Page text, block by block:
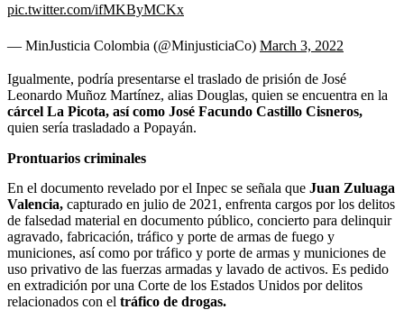
pic.twitter.com/ifMKByMCKx
— MinJusticia Colombia (@MinjusticiaCo) March 3, 2022
Igualmente, podría presentarse el traslado de prisión de José
Leonardo Muñoz Martínez, alias Douglas, quien se encuentra en la
cárcel La Picota, así como José Facundo Castillo Cisneros,
quien sería trasladado a Popayán.
Prontuarios criminales
En el documento revelado por el Inpec se señala que Juan Zuluaga
Valencia, capturado en julio de 2021, enfrenta cargos por los delitos
de falsedad material en documento público, concierto para delinquir
agravado, fabricación, tráfico y porte de armas de fuego y
municiones, así como por tráfico y porte de armas y municiones de
uso privativo de las fuerzas armadas y lavado de activos. Es pedido
en extradición por una Corte de los Estados Unidos por delitos
relacionados con el tráfico de drogas.